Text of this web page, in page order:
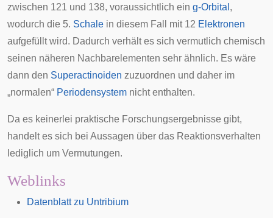
zwischen 121 und 138, voraussichtlich ein g-Orbital ,
wodurch die 5. Schale in diesem Fall mit 12 Elektronen
aufgefüllt wird. Dadurch verhält es sich vermutlich chemisch
seinen näheren Nachbarelementen sehr ähnlich. Es wäre
dann den Superactinoiden zuzuordnen und daher im
„normalen“ Periodensystem nicht enthalten.
Da es keinerlei praktische Forschungsergebnisse gibt,
handelt es sich bei Aussagen über das Reaktionsverhalten
lediglich um Vermutungen.
Weblinks
Datenblatt zu Untribium